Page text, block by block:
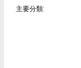
主要分類: